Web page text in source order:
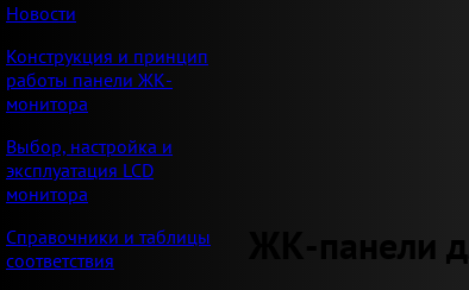
Новости
Конструкция и принцип
работы панели ЖК-
монитора
Выбор, настройка и
эксплуатация LCD
монитора
Справочники и таблицы
соответствия
ЖК-панели